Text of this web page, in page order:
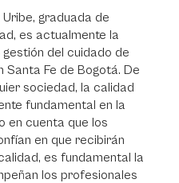
graduada de
es actualmente la
del cuidado de
Santa Fe de Bogotá. De
sociedad, la calidad
fundamental en la
en cuenta que los
en que recibirán
es fundamental la
los profesionales